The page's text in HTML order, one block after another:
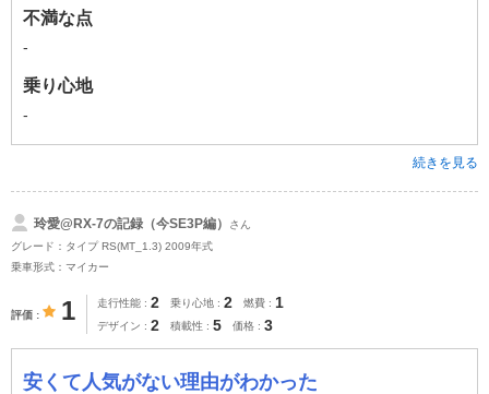
不満な点
-
乗り心地
-
続きを見る
玲愛@RX-7の記録（今SE3P編）
さん
グレード：タイプ RS(MT_1.3) 2009年式
乗車形式：マイカー
評価 1 走行性能 2 乗り心地 2 燃費 1
デザイン 2 積載性 5 価格 3
安くて人気がない理由がわかった